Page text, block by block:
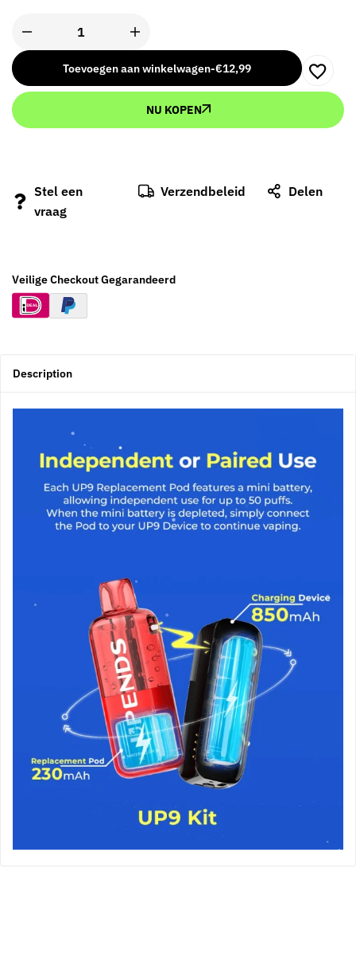
Toevoegen aan winkelwagen-€12,99
NU KOPEN
Stel een
vraag
Verzendbeleid Delen
Veilige Checkout Gegarandeerd
Description